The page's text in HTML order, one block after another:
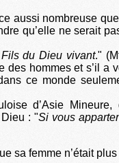
aussi nombreuse
qu’elle ne serait
du Dieu vivant."
des hommes et s’il a
ce monde
d’Asie Mineure,
: "Si vous
sa femme n’était